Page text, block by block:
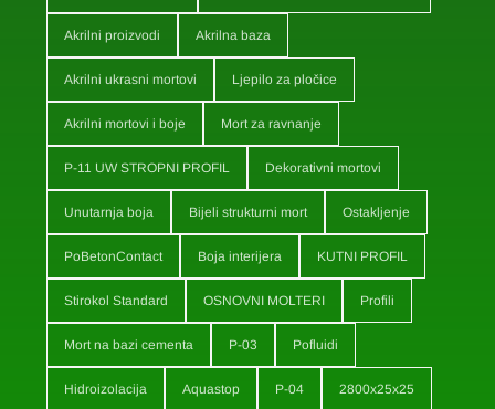
Akrilni proizvodi Akrilna baza
Akrilni ukrasni mortovi Ljepilo za pločice
Akrilni mortovi i boje Mort za ravnanje
P-11 UW STROPNI PROFIL Dekorativni mortovi
Unutarnja boja Bijeli strukturni mort Ostakljenje
PoBetonContact Boja interijera KUTNI PROFIL
Stirokol Standard OSNOVNI MOLTERI Profili
Mort na bazi cementa P-03 Pofluidi
Hidroizolacija Aquastop P-04 2800x25x25